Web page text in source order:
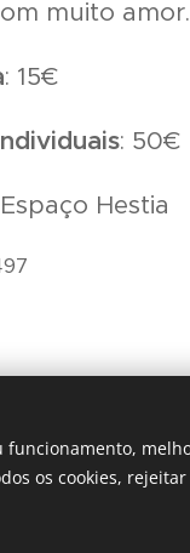
muito amor.
: 15€
: 50€
Hestia
funcionamento,
os cookies,